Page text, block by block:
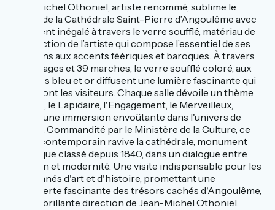
Jean-Michel Othoniel, artiste renommé, sublime le
Trésor de la Cathédrale Saint-Pierre d’Angoulême avec
son talent inégalé à travers le verre soufflé, matériau de
prédilection de l’artiste qui compose l’essentiel de ses
créations aux accents féériques et baroques. À travers
deux étages et 39 marches, le verre soufflé coloré, aux
tonalités bleu et or diffusent une lumière fascinante qui
éblouiront les visiteurs. Chaque salle dévoile un thème
distinct, le Lapidaire, l'Engagement, le Merveilleux,
offrant une immersion envoûtante dans l'univers de
l'artiste. Commandité par le Ministère de la Culture, ce
projet contemporain ravive la cathédrale, monument
historique classé depuis 1840, dans un dialogue entre
tradition et modernité. Une visite indispensable pour les
passionnés d'art et d'histoire, promettant une
découverte fascinante des trésors cachés d'Angoulême,
sous la brillante direction de Jean-Michel Othoniel.